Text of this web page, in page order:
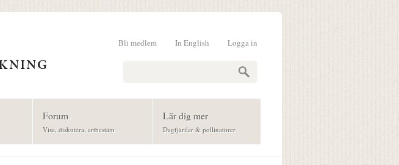
Logga in
In English
Bli medlem
Forum
Visa, diskutera, artbestäm
Lär dig mer
Dagfjärilar & pollinatörer